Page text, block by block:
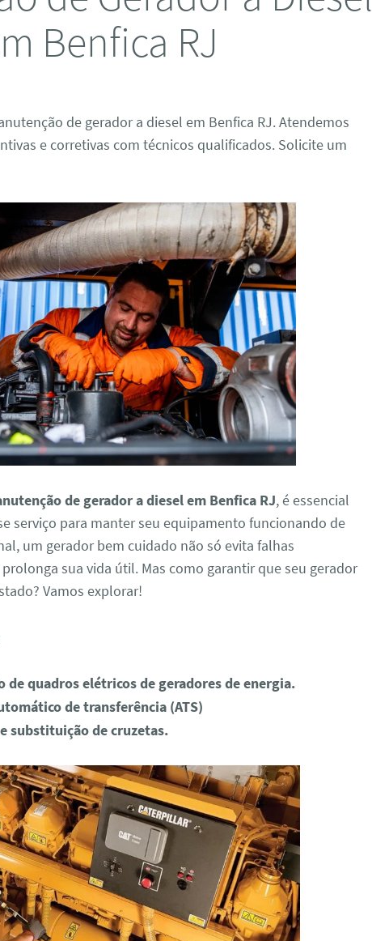
Benfica RJ
de gerador a diesel em Benfica RJ. Atendemos
e corretivas com técnicos qualificados. Solicite um
de gerador a diesel em Benfica RJ, é essencial
serviço para manter seu equipamento funcionando de
um gerador bem cuidado não só evita falhas
sua vida útil. Mas como garantir que seu gerador
Vamos explorar!
de quadros elétricos de geradores de energia.
de transferência (ATS)
substituição de cruzetas.